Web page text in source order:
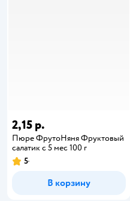
2,15 р.
Пюре ФрутоНяня Фруктовый
салатик с 5 мес 100 г
5
В корзину